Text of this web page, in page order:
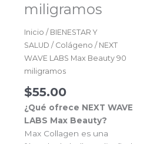
miligramos
Inicio / BIENESTAR Y
SALUD / Colágeno / NEXT
WAVE LABS Max Beauty 90
miligramos
$55.00
¿Qué ofrece NEXT WAVE
LABS Max Beauty?
Max Collagen es una